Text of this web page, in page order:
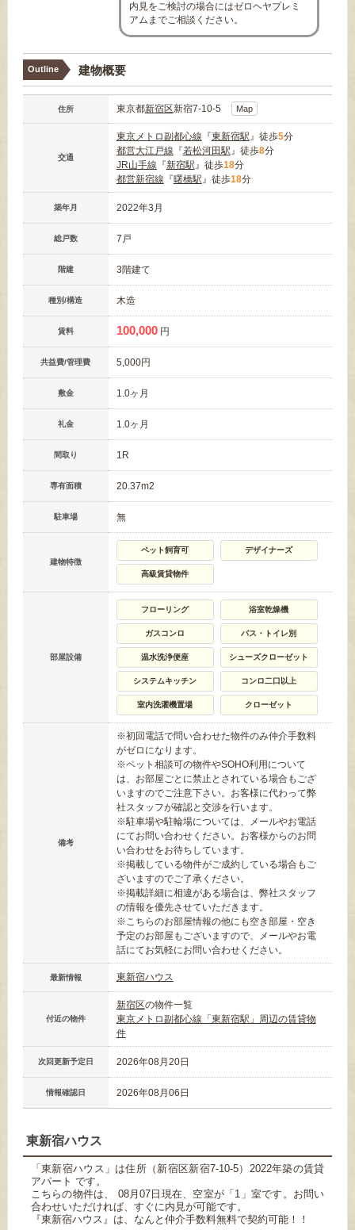
内見をご検討の場合にはゼロヘヤプレミ
アムまでご相談ください。
Outline 建物概要
住所 東京都新宿区新宿7-10-5 Map
交通
東京メトロ副都心線 『東新宿駅』徒歩5分
都営大江戸線 『若松河田駅』徒歩8分
JR山手線 『新宿駅』徒歩18分
都営新宿線 『曙橋駅』徒歩18分
築年月 2022年3月
総戸数 7戸
階建 3階建て
種別/構造 木造
賃料 100,000 円
共益費/管理費 5,000円
敷金 1.0ヶ月
礼金 1.0ヶ月
間取り 1R
専有面積 20.37m2
駐車場 無
建物特徴
ペット飼育可 デザイナーズ
高級賃貸物件
部屋設備
フローリング 浴室乾燥機
ガスコンロ バス・トイレ別
温水洗浄便座 シューズクローゼット
システムキッチン コンロ二口以上
室内洗濯機置場 クローゼット
備考
※初回電話で問い合わせた物件のみ仲介手数料
がゼロになります。
※ペット相談可の物件やSOHO利用について
は、お部屋ごとに禁止とされている場合もござ
いますのでご注意下さい。お客様に代わって弊
社スタッフが確認と交渉を行います。
※駐車場や駐輪場については、メールやお電話
にてお問い合わせください。お客様からのお問
い合わせをお待ちしています。
※掲載している物件がご成約している場合もご
ざいますのでご了承ください。
※掲載詳細に相違がある場合は、弊社スタッフ
の情報を優先させていただきます。
※こちらのお部屋情報の他にも空き部屋・空き
予定のお部屋もございますので、メールやお電
話にてお気軽にお問い合わせください。
最新情報 東新宿ハウス
付近の物件
新宿区の物件一覧
東京メトロ副都心線「東新宿駅」周辺の賃貸物
件
次回更新予定日 2026年08月20日
情報確認日 2026年08月06日
東新宿ハウス
「東新宿ハウス」は住所（新宿区新宿7-10-5）2022年築の賃貸
アパート です。
こちらの物件は、 08月07日現在、空室が「1」室です。お問い
合わせいただければ、すぐに内見が可能です。
『東新宿ハウス』は、なんと仲介手数料無料で契約可能！！